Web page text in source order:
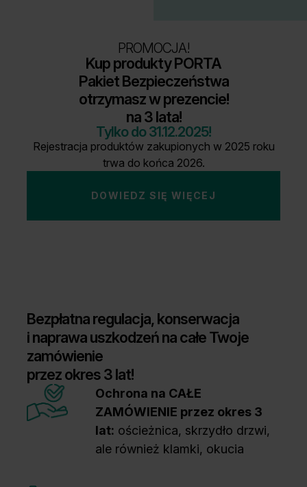
OBSERWUJ NAS
PROMOCJA!
Kup produkty PORTA
Pakiet Bezpieczeństwa
otrzymasz w prezencie!
na 3 lata!
Tylko do 31.12.2025!
Rejestracja produktów zakupionych w 2025 roku
trwa do końca 2026.
DOWIEDZ SIĘ WIĘCEJ
Bezpłatna regulacja, konserwacja
i naprawa uszkodzeń na całe Twoje
zamówienie
przez okres 3 lat!
Ochrona na CAŁE
ZAMÓWIENIE przez okres 3
lat: ościeżnica, skrzydło drzwi,
ale również klamki, okucia